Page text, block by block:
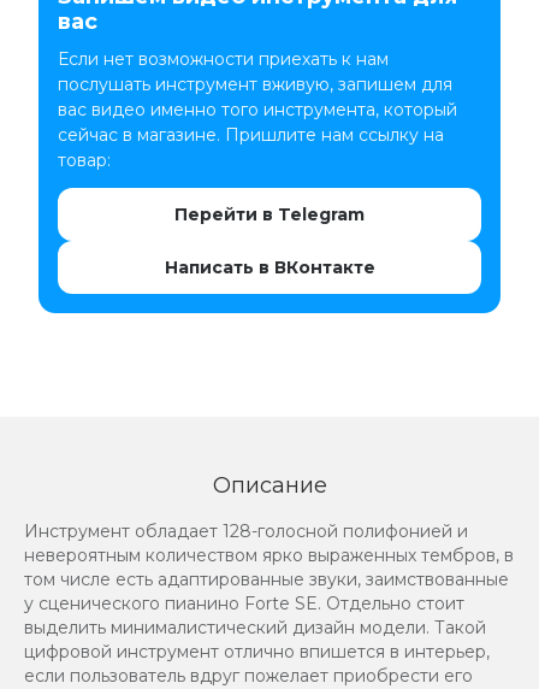
вас
Если нет возможности приехать к нам
послушать инструмент вживую, запишем для
вас видео именно того инструмента, который
сейчас в магазине. Пришлите нам ссылку на
товар:
Перейти в Telegram
Написать в ВКонтакте
Описание
Инструмент обладает 128-голосной полифонией и
невероятным количеством ярко выраженных тембров, в
том числе есть адаптированные звуки, заимствованные
у сценического пианино Forte SE. Отдельно стоит
выделить минималистический дизайн модели. Такой
цифровой инструмент отлично впишется в интерьер,
если пользователь вдруг пожелает приобрести его